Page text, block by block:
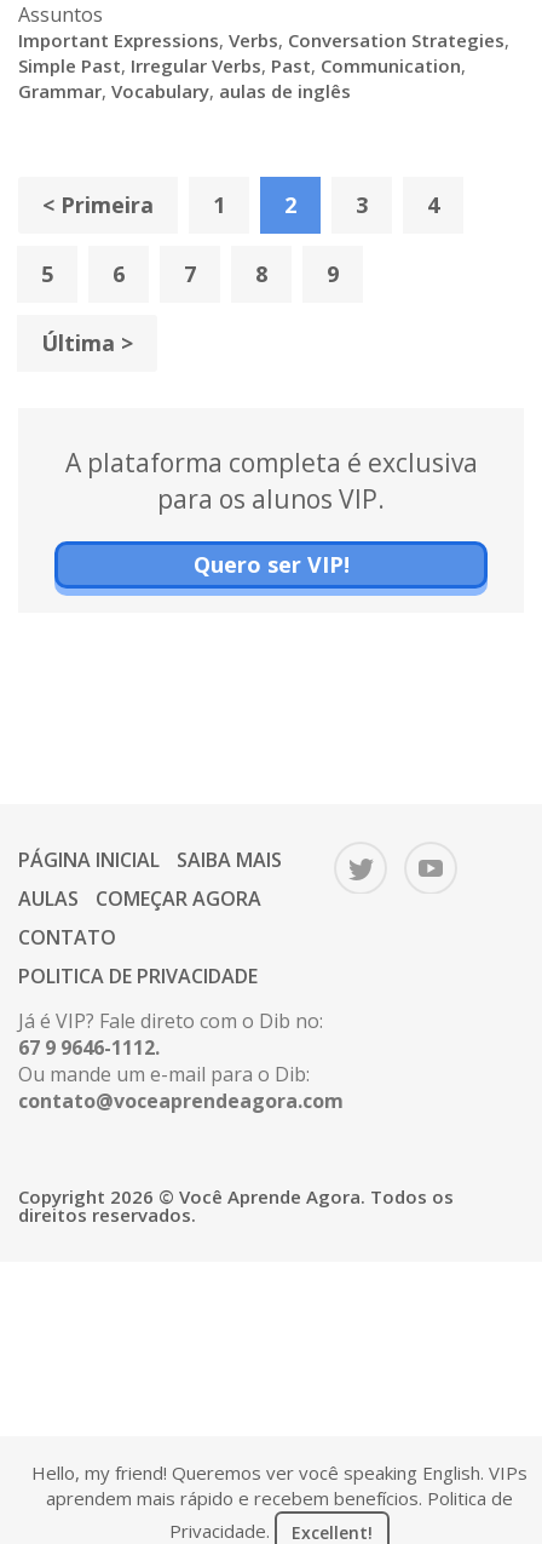
Assuntos
Important Expressions, Verbs, Conversation Strategies,
Simple Past, Irregular Verbs, Past, Communication,
Grammar, Vocabulary, aulas de inglês
< Primeira 1 2 3 4
5 6 7 8 9
Última >
A plataforma completa é exclusiva
para os alunos VIP.
Quero ser VIP!
PÁGINA INICIAL
SAIBA MAIS
AULAS
COMEÇAR AGORA
CONTATO
POLITICA DE PRIVACIDADE
Já é VIP? Fale direto com o Dib no:
67 9 9646-1112.
Ou mande um e-mail para o Dib:
contato@voceaprendeagora.com
Copyright 2026 © Você Aprende Agora. Todos os
direitos reservados.
Hello, my friend! Queremos ver você speaking English. VIPs
aprendem mais rápido e recebem benefícios. Politica de
Privacidade. Excellent!